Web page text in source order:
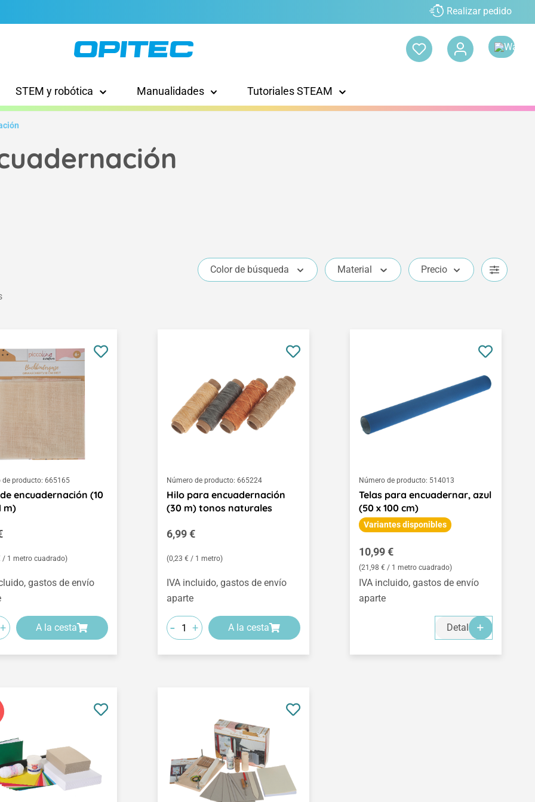
Realizar pedido
STEM y robótica Manualidades Tutoriales STEAM
Color de búsqueda Material Precio
de producto: 665165
encuadernación (10
m)
normal:
/ 1 metro cuadrado)
gastos de envío
+ A la cesta
Número de producto: 665224
Hilo para encuadernación
(30 m) tonos naturales
Precio normal:
6,99 €
(0,23 € / 1 metro)
IVA incluido, gastos de envío
aparte
- + A la cesta
Número de producto: 514013
Telas para encuadernar, azul
(50 x 100 cm)
Variantes disponibles
Precio normal:
10,99 €
(21,98 € / 1 metro cuadrado)
IVA incluido, gastos de envío
aparte
Detalles